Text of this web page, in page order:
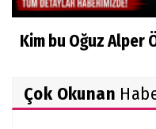
Kim bu Oğuz Alper
Çok Okunan